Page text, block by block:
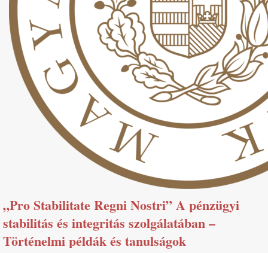
„Pro Stabilitate Regni Nostri” A pénzügyi
stabilitás és integritás szolgálatában –
Történelmi példák és tanulságok